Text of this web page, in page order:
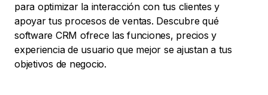
para optimizar la interacción con tus clientes y
apoyar tus procesos de ventas. Descubre qué
software CRM ofrece las funciones, precios y
experiencia de usuario que mejor se ajustan a tus
objetivos de negocio.